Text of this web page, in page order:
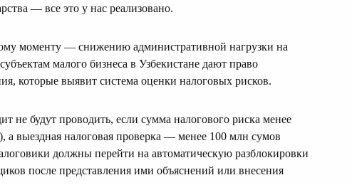
— все это у нас реализовано.
моменту — снижению административной нагрузки на
малого бизнеса в Узбекистане дают право
которые выявит система оценки налоговых рисков.
не будут проводить, если сумма налогового риска менее
а выездная налоговая проверка — менее 100 млн сумов
должны перейти на автоматическую разблокировки
после представления ими объяснений или внесения